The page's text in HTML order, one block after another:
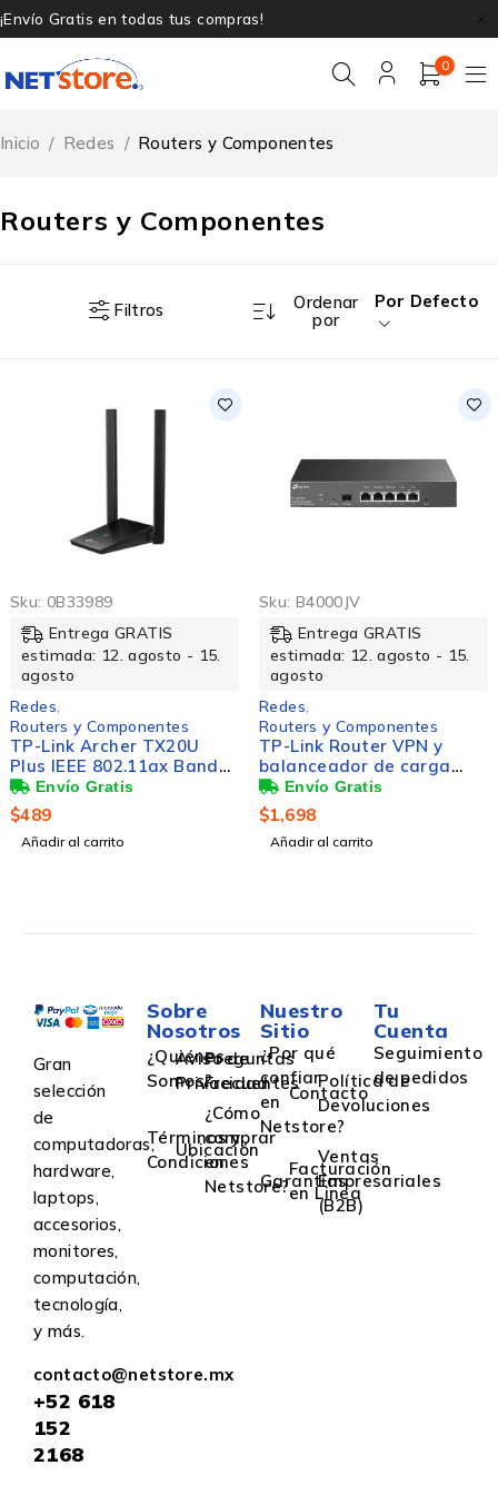
¡Envío Gratis en todas tus compras!
0
Routers y Componentes
Inicio / Redes / Routers y Componentes
Filtros
Ordenar
por
Por Defecto
Sku: 0B33989
Entrega GRATIS
estimada: 12. agosto - 15.
agosto
Redes
Routers y Componentes
TP-Link Archer TX20U
Plus IEEE 802.11ax Banda
dual Adaptador Wi-Fi -
USB 3.0 - 1.76Gbit/s -
2.40GHz ISM - 5GHz UNII -
De Escritorio
$489
Añadir al carrito
Sku: B4000JV
Entrega GRATIS
estimada: 12. agosto - 15.
agosto
Redes
Routers y Componentes
TP-Link Router VPN y
balanceador de carga
Gigabit Multi-WAN
$1,698
Añadir al carrito
Gran
selección
de
computadoras,
hardware,
laptops,
accesorios,
monitores,
computación,
tecnología,
y más.
contacto@netstore.mx
+52 618
152
2168
Sobre
Nosotros
¿Quiénes
Somos?
Aviso de
Privacidad
Preguntas
Frecuentes
Términos y
Condiciones
Ubicación
¿Cómo
comprar
en
Netstore?
Nuestro
Sitio
¿Por qué
confiar
en
Netstore?
Contacto
Política de
Devoluciones
Garantías
Facturación
en Linea
Ventas
Empresariales
(B2B)
Tu
Cuenta
Seguimiento
de pedidos